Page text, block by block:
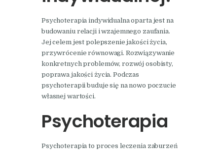
Psychoterapia indywidualna oparta jest na
budowaniu relacji i wzajemnego zaufania.
Jej celem jest polepszenie jakości życia,
przywrócenie równowagi. Rozwiązywanie
konkretnych problemów, rozwój osobisty,
poprawa jakości życia. Podczas
psychoterapii buduje się na nowo poczucie
własnej wartości.
Psychoterapia
Psychoterapia to proces leczenia zaburzeń